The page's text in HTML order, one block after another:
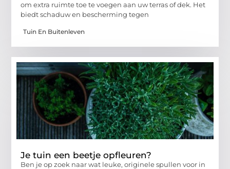
om extra ruimte toe te voegen aan uw terras of dek. Het
biedt schaduw en bescherming tegen
Tuin En Buitenleven
Je tuin een beetje opfleuren?
Ben je op zoek naar wat leuke, originele spullen voor in